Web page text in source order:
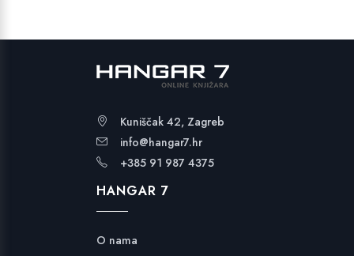
Kuniščak 42, Zagreb
info@hangar7.hr
+385 91 987 4375
HANGAR 7
O nama